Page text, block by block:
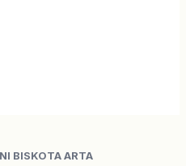
BISKOTA ARTA